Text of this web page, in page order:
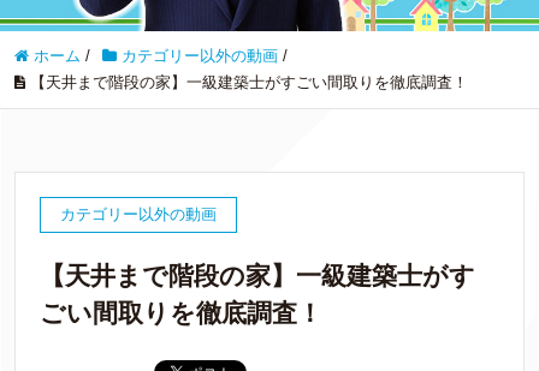
ホーム / カテゴリー以外の動画 /
【天井まで階段の家】一級建築士がすごい間取りを徹底調査！
カテゴリー以外の動画
【天井まで階段の家】一級建築士がす
ごい間取りを徹底調査！